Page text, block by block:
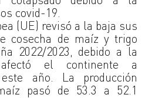
covid-19.
(UE) revisó a la baja sus
cosecha de maíz y trigo
2022/2023, debido a la
el continente a
año. La producción
pasó de 53.3 a 52.1